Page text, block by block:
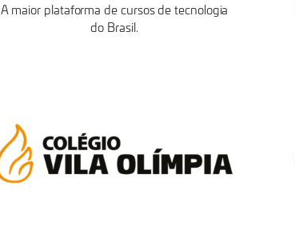
A maior plataforma de cursos de tecnologia
do Brasil.